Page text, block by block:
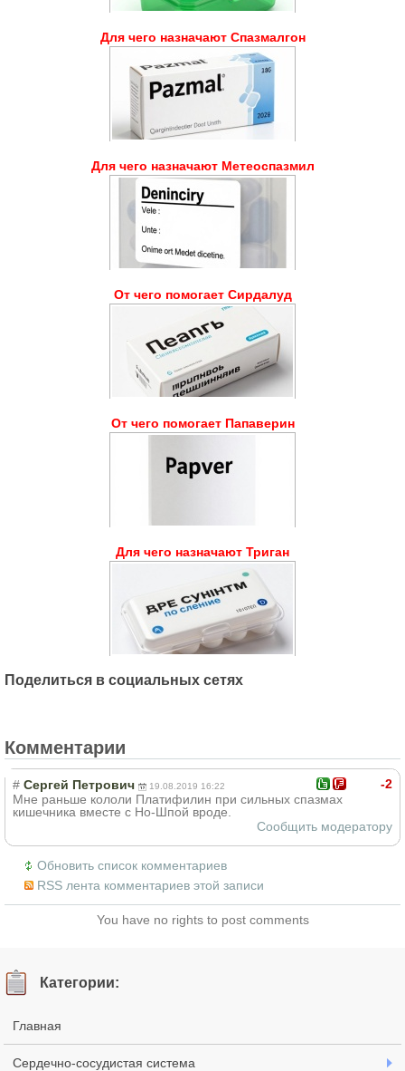
Для чего назначают Спазмалгон
Для чего назначают Метеоспазмил
От чего помогает Сирдалуд
От чего помогает Папаверин
Для чего назначают Триган
Поделиться в социальных сетях
Комментарии
-2
# Сергей Петрович 19.08.2019 16:22
Мне раньше кололи Платифилин при сильных спазмах
кишечника вместе с Но-Шпой вроде.
Сообщить модератору
Обновить список комментариев
RSS лента комментариев этой записи
You have no rights to post comments
Категории:
Главная
Сердечно-сосудистая система